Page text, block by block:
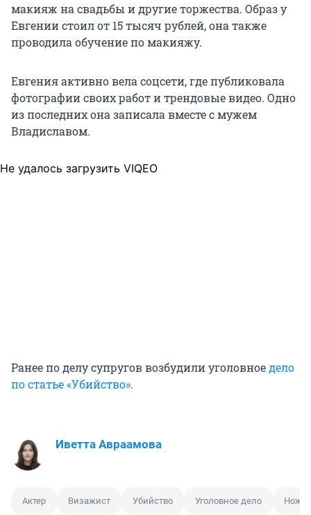
макияж на свадьбы и другие торжества. Образ у
Евгении стоил от 15 тысяч рублей, она также
проводила обучение по макияжу.
Евгения активно вела соцсети, где публиковала
фотографии своих работ и трендовые видео. Одно
из последних она записала вместе с мужем
Владиславом.
Не удалось загрузить VIQEO
Ранее по делу супругов возбудили уголовноедело
по статье «Убийство».
Иветта Авраамова
Актер Визажист Убийство Уголовное дело Нож